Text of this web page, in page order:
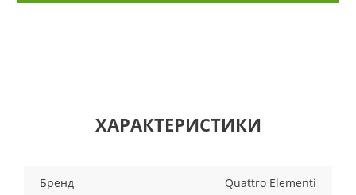
ХАРАКТЕРИСТИКИ
Бренд Quattro Elementi